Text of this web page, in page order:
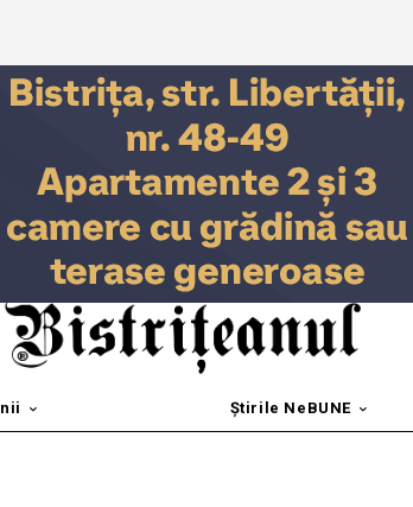
Știrile NeBUNE